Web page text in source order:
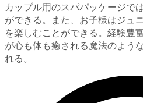
カップル用のスパパッケージで
ができる。また、お子様はジュ
を楽しむことができる。経験豊
が心も体も癒される魔法のよう
れる。